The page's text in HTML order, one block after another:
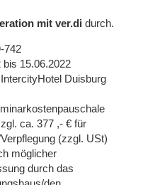
mit ver.di durch.
742
bis 15.06.2022
Duisburg
ca. 377 ,- € für
(zzgl. USt)
möglicher
durch das